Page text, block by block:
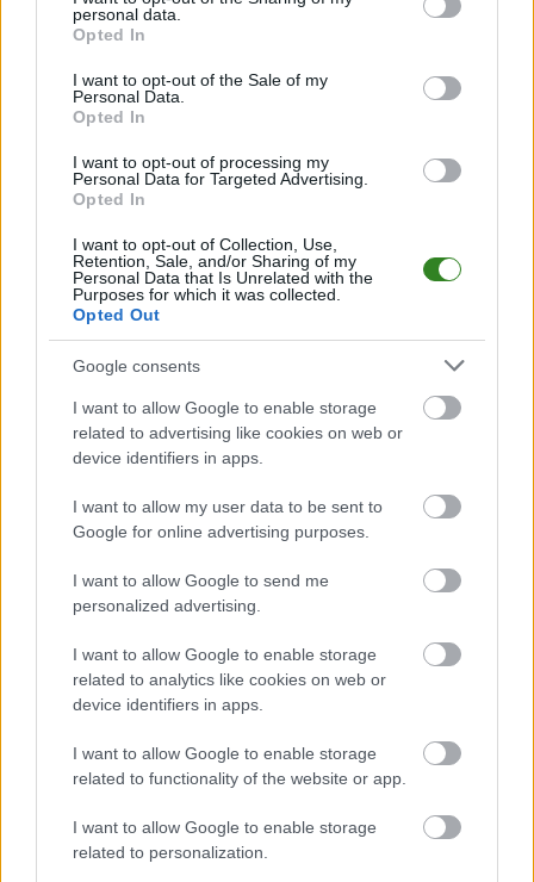
grant or deny consent to Google and its third-party tags to
use your data for below specified purposes in below Google
consent section.
personal data.
Opted In
I want to opt-out of the Sale of my
Personal Data.
Opted In
I want to opt-out of processing my
Personal Data for Targeted Advertising.
Opted In
I want to opt-out of Collection, Use,
Retention, Sale, and/or Sharing of my
Personal Data that Is Unrelated with the
Purposes for which it was collected.
Opted Out
Google consents
I want to allow Google to enable storage
related to advertising like cookies on web or
device identifiers in apps.
I want to allow my user data to be sent to
Google for online advertising purposes.
I want to allow Google to send me
personalized advertising.
I want to allow Google to enable storage
related to analytics like cookies on web or
device identifiers in apps.
I want to allow Google to enable storage
related to functionality of the website or app.
I want to allow Google to enable storage
related to personalization.
tutaj częściej. Nasz serwis regularnie dostarcza informacje o terminach
meczów, wynikach, transferach i newsach klubowych
piłkarskichw województwie. Sprawdź nasze relacje, śledź ulubioną ligę i
bądź na bieżąco z wydarzeniami z boisk!
LKS Tarnawa - Szarotka Nowosielceodbędzie się w ramach 10.
kolejki - Krosno > Klasa A, gr. I. Spotkanie zostanie rozegrane w dniu 18
LKS Tarnawaprzystępuje do tego spotkania w roli gospodarza. Jak
drużyna radzi sobie w sezonie 2025/2026 rozgrywek Krosno > Klasa A, gr.
I przed własną publicznością? Na tej stronie możecie zobaczyć tabelę
uwzględniającą tylko mecze u siebie. W tabeli biorącej pod uwagę tylko
mecze wyjazdowe możecie natomiast sprawdzić jak spisuje się klub
Szarotka Nowosielce.
Krosno > Klasa A, gr. I - sytuacja w tabeli
Przed meczami 10. kolejki - Krosno > Klasa A, gr. I gospodarze (LKS
Tarnawa) zajmują3. miejscew tabeli. Goście (Szarotka Nowosielce)
Poniżej znajdziesz także ostatnie mecze obu drużyn oraz statystyki
bramkowe.
LKS Tarnawa vs. Szarotka Nowosielce - relacja, wynik na żywo,
transmisja
Wynik meczu LKS Tarnawa - Szarotka Nowosielce znajdziesz na naszej
stronie zaraz po jego zakończeniu. Jeżeli szukasz informacji meczowych,
zajrzyj tutaj:LKS Tarnawa vs. Szarotka Nowosielce - wynik, składy,
strzelcy
Jeżeli w internecie lub TV dostępna jest
albo innych spotkań Krosno >
Klasa A, gr. I na pewno znajdziesz takie informacje na naszym portalu.
Możliwe jednak, że nigdzie nie pojawi się stream online z tego pojedynku.